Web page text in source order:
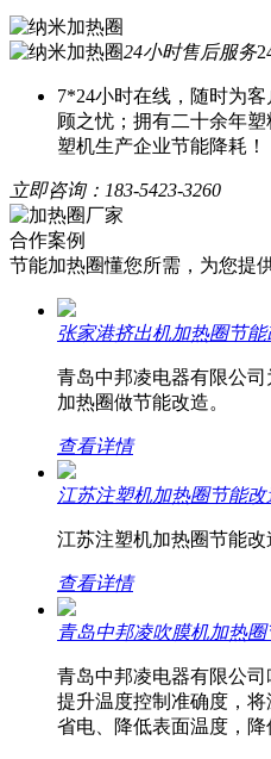
24小时售后服务
7*24小时在线，随时为
顾之忧；拥有二十余年
塑机生产企业节能降耗！
立即咨询： 183-5423-3260
合作案例
节能加热圈懂您所需，为您提
张家港挤出机加热圈节能
青岛中邦凌电器有限公
加热圈做节能改造。
查看详情
江苏注塑机加热圈节能
江苏注塑机加热圈节能改
查看详情
青岛中邦凌吹膜机加热
青岛中邦凌电器有限公
提升温度控制准确度，
省电、降低表面温度，降